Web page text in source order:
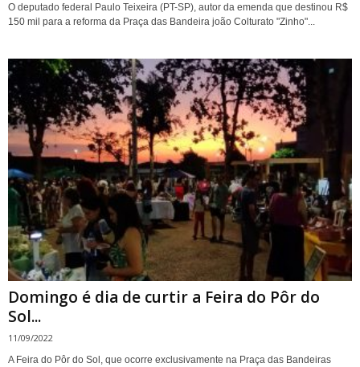
O deputado federal Paulo Teixeira (PT-SP), autor da emenda que destinou R$
150 mil para a reforma da Praça das Bandeira joão Colturato "Zinho"...
Domingo é dia de curtir a Feira do Pôr do
Sol...
11/09/2022
A Feira do Pôr do Sol, que ocorre exclusivamente na Praça das Bandeiras